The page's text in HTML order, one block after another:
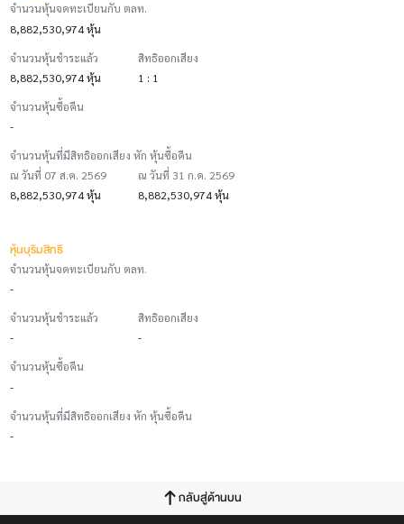
จำนวนหุ้นจดทะเบียนกับ ตลท.
8,882,530,974 หุ้น
จำนวนหุ้นชำระแล้ว
8,882,530,974 หุ้น
สิทธิออกเสียง
1 : 1
จำนวนหุ้นซื้อคืน
-
จำนวนหุ้นที่มีสิทธิออกเสียง หัก หุ้นซื้อคืน
ณ วันที่ 07 ส.ค. 2569
8,882,530,974 หุ้น
ณ วันที่ 31 ก.ค. 2569
8,882,530,974 หุ้น
หุ้นบุริมสิทธิ
จำนวนหุ้นจดทะเบียนกับ ตลท.
-
จำนวนหุ้นชำระแล้ว
-
สิทธิออกเสียง
-
จำนวนหุ้นซื้อคืน
-
จำนวนหุ้นที่มีสิทธิออกเสียง หัก หุ้นซื้อคืน
-
กลับสู่ด้านบน